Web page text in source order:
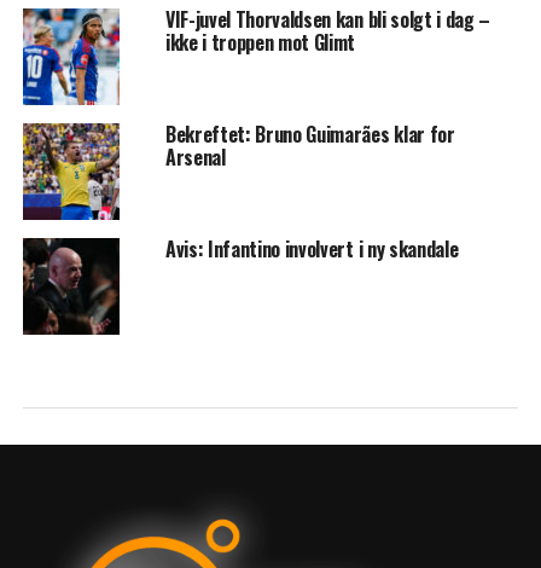
VIF-juvel Thorvaldsen kan bli solgt i dag –
ikke i troppen mot Glimt
Bekreftet: Bruno Guimarães klar for
Arsenal
Avis: Infantino involvert i ny skandale